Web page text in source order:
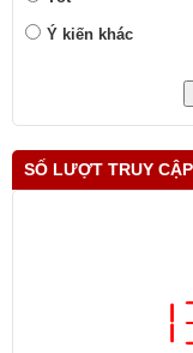
Ý kiến khác
SỐ LƯỢT TRUY CẬP